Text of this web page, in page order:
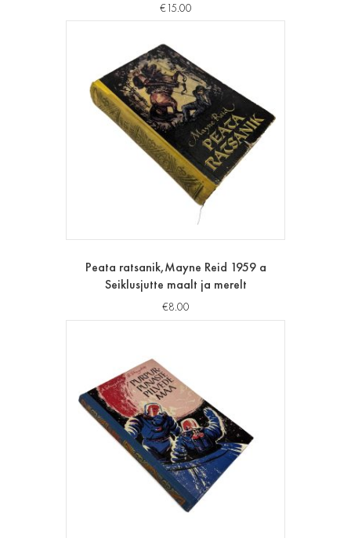
€15.00
Peata ratsanik,Mayne Reid 1959 a
Seiklusjutte maalt ja merelt
€8.00